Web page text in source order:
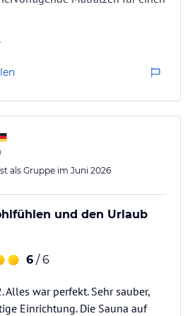
regenartigen Duschen und
als Gruppe im Juni 2026
und den Urlaub
6 / 6
Alles war perfekt. Sehr sauber,
Einrichtung. Die Sauna auf